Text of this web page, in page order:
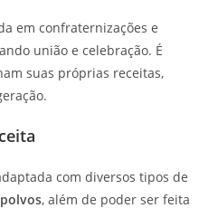
em confraternizações e
união e celebração. É
suas próprias receitas,
com diversos tipos de
polvos, além de poder ser feita